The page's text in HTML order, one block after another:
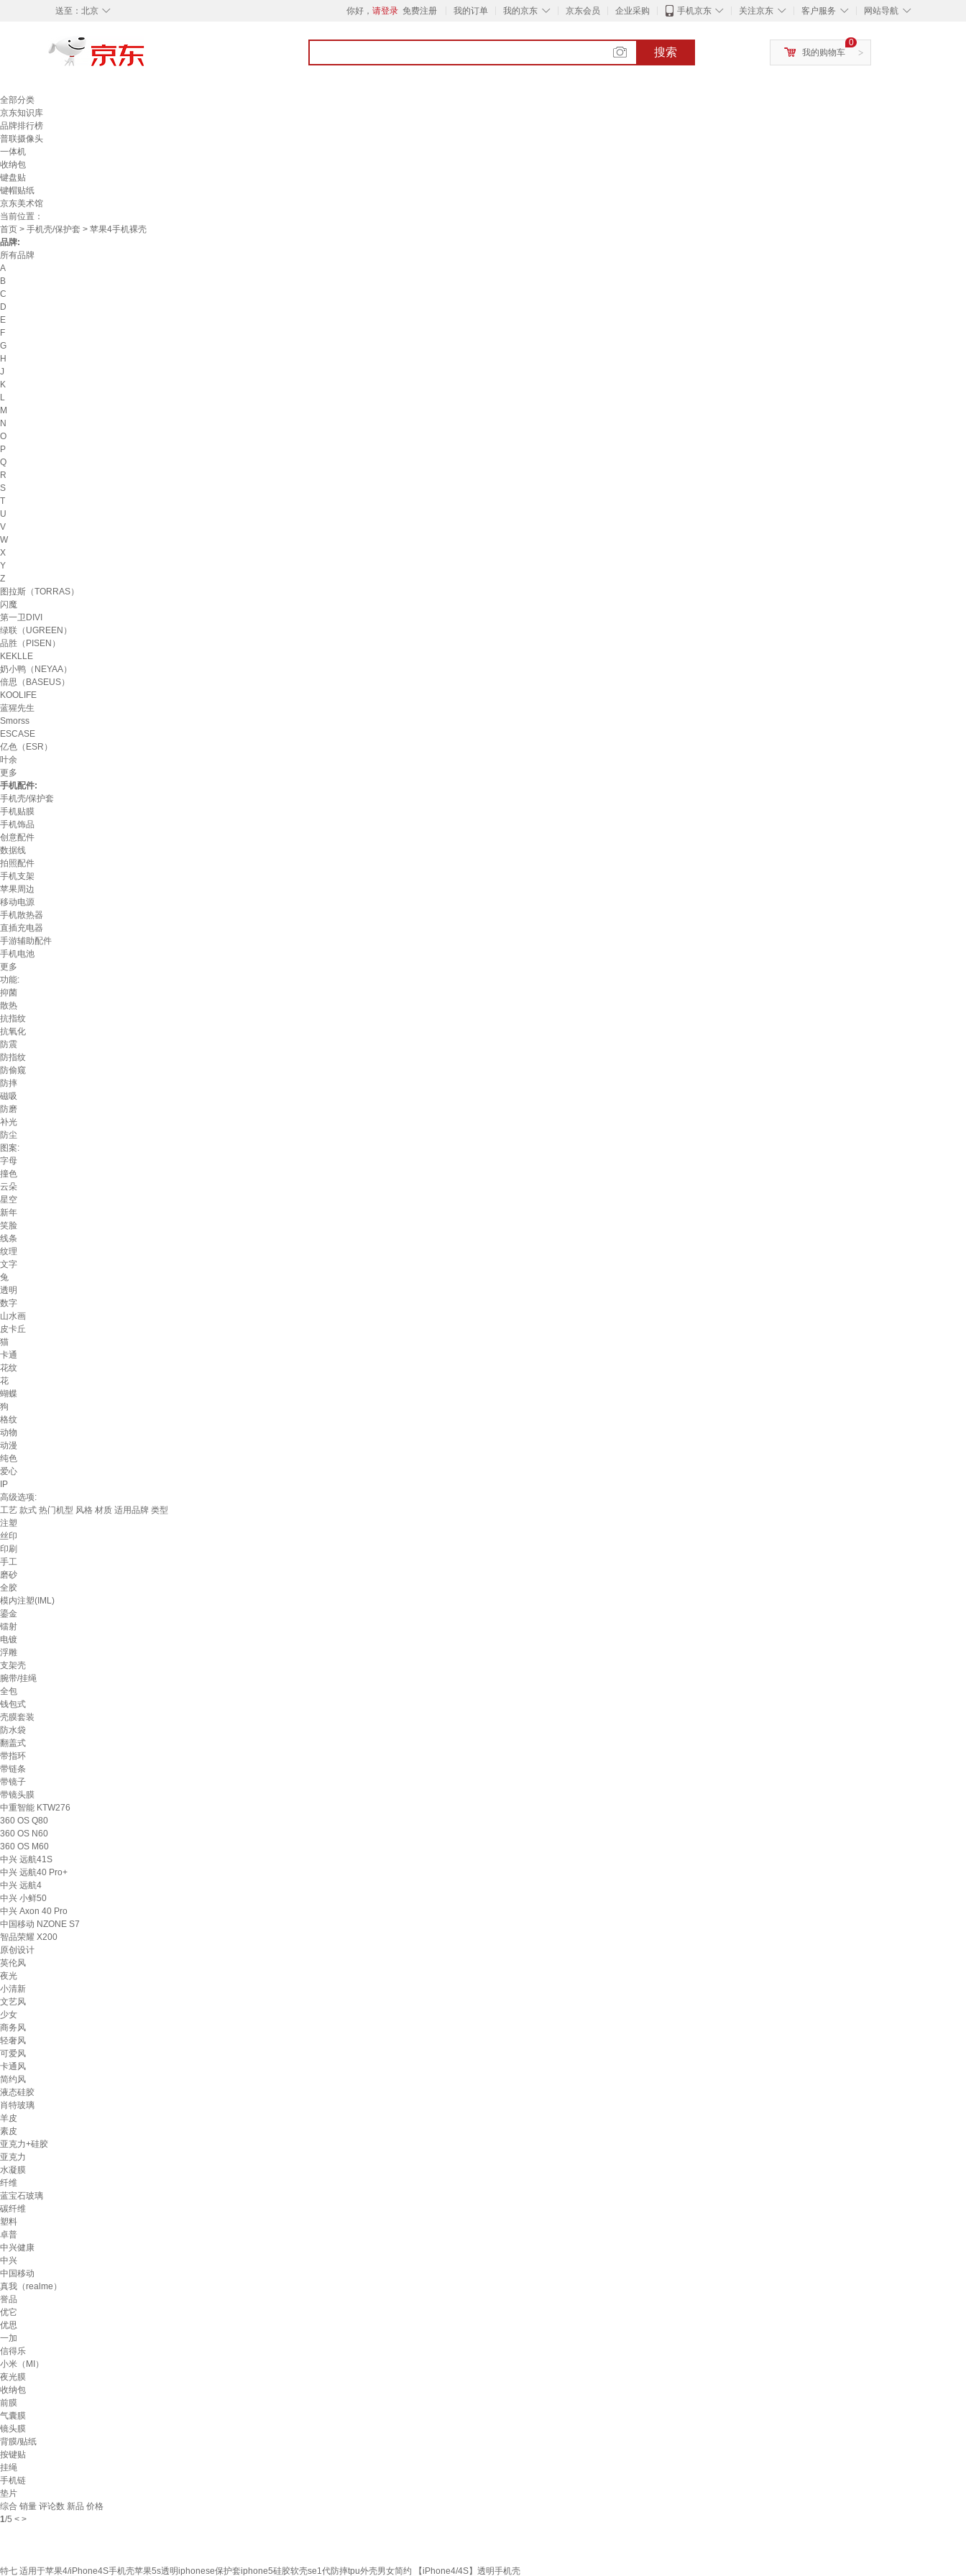
◇
送至： 北京 你好， 请登录 免费注册 我的订单 ◇
我的京东 京东会员 企业采购 ◇
手机京东 ◇
关注京东 ◇
客户服务 ◇
网站导航
搜索 >
0
我的购物车
全部分类
京东知识库
品牌排行榜
普联摄像头
一体机
收纳包
键盘贴
键帽贴纸
京东美术馆
当前位置：
首页 > 手机壳/保护套 > 苹果4手机裸壳
品牌:
所有品牌
A
B
C
D
E
F
G
H
J
K
L
M
N
O
P
Q
R
S
T
U
V
W
X
Y
Z
图拉斯（TORRAS）
闪魔
第一卫DIVI
绿联（UGREEN）
品胜（PISEN）
KEKLLE
奶小鸭（NEYAA）
倍思（BASEUS）
KOOLIFE
蓝猩先生
Smorss
ESCASE
亿色（ESR）
叶余
更多
手机配件:
手机壳/保护套
手机贴膜
手机饰品
创意配件
数据线
拍照配件
手机支架
苹果周边
移动电源
手机散热器
直插充电器
手游辅助配件
手机电池
更多
功能:
抑菌
散热
抗指纹
抗氧化
防震
防指纹
防偷窥
防摔
磁吸
防磨
补光
防尘
图案:
字母
撞色
云朵
星空
新年
笑脸
线条
纹理
文字
兔
透明
数字
山水画
皮卡丘
猫
卡通
花纹
花
蝴蝶
狗
格纹
动物
动漫
纯色
爱心
IP
高级选项:
工艺 款式 热门机型 风格 材质 适用品牌 类型
注塑
丝印
印刷
手工
磨砂
全胶
模内注塑(IML)
鎏金
镭射
电镀
浮雕
支架壳
腕带/挂绳
全包
钱包式
壳膜套装
防水袋
翻盖式
带指环
带链条
带镜子
带镜头膜
中重智能 KTW276
360 OS Q80
360 OS N60
360 OS M60
中兴 远航41S
中兴 远航40 Pro+
中兴 远航4
中兴 小鲜50
中兴 Axon 40 Pro
中国移动 NZONE S7
智品荣耀 X200
原创设计
英伦风
夜光
小清新
文艺风
少女
商务风
轻奢风
可爱风
卡通风
简约风
液态硅胶
肖特玻璃
羊皮
素皮
亚克力+硅胶
亚克力
水凝膜
纤维
蓝宝石玻璃
碳纤维
塑料
卓普
中兴健康
中兴
中国移动
真我（realme）
誉品
优它
优思
一加
信得乐
小米（MI）
夜光膜
收纳包
前膜
气囊膜
镜头膜
背膜/贴纸
按键贴
挂绳
手机链
垫片
综合 销量 评论数 新品 价格
1/5 < >
特七 适用于苹果4/iPhone4S手机壳苹果5s透明iphonese保护套iphone5硅胶软壳se1代防摔tpu外壳男女简约 【iPhone4/4S】透明手机壳